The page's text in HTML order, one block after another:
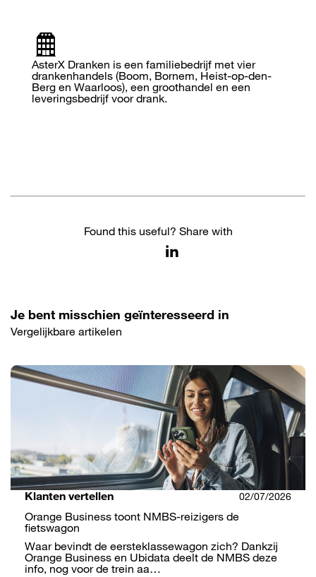
AsterX Dranken is een familiebedrijf met vier
drankenhandels (Boom, Bornem, Heist-op-den-
Berg en Waarloos), een groothandel en een
leveringsbedrijf voor drank.
Found this useful? Share with
Je bent misschien geïnteresseerd in
Vergelijkbare artikelen
Klanten vertellen 02/07/2026
Orange Business toont NMBS-reizigers de
fietswagon
Waar bevindt de eersteklassewagon zich? Dankzij
Orange Business en Ubidata deelt de NMBS deze
info, nog voor de trein aa…